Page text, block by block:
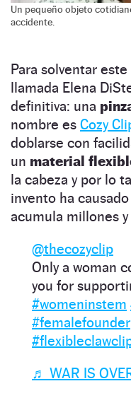
Un pequeño objeto
accidente.
Para solventar
llamada Elena
definitiva: una
nombre es Cozy
doblarse con
un material
la cabeza y por lo
invento ha
acumula millones
@thecozyclip
Only a woman
you for
#womeninstem
#femalefounder
♬ WAR IS